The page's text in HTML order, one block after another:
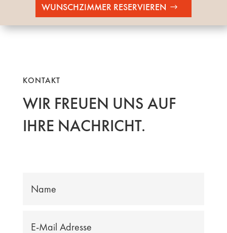
WUNSCHZIMMER RESERVIEREN
KONTAKT
WIR FREUEN UNS AUF
IHRE NACHRICHT.